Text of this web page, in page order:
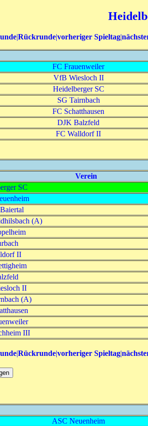
|Rückrunde|vorheriger Spieltag|
FC Frauenweiler
VfB Wiesloch II
Heidelberger SC
SG Tairnbach
FC Schatthausen
DJK Balzfeld
FC Walldorf II
Verein
SC
(A)
II
II
(A)
III
|Rückrunde|vorheriger Spieltag|
ASC Neuenheim